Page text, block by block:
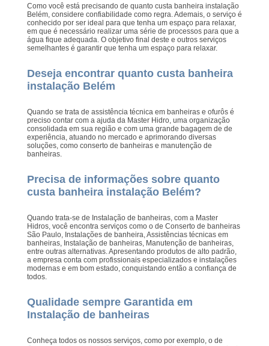
Como você está precisando de quanto custa banheira instalação
Belém, considere confiabilidade como regra. Ademais, o serviço é
conhecido por ser ideal para que tenha um espaço para relaxar,
em que é necessário realizar uma série de processos para que a
água fique adequada. O objetivo final deste e outros serviços
semelhantes é garantir que tenha um espaço para relaxar.
Deseja encontrar quanto custa banheira
instalação Belém
Quando se trata de assistência técnica em banheiras e ofurôs é
preciso contar com a ajuda da Master Hidro, uma organização
consolidada em sua região e com uma grande bagagem de de
experiência, atuando no mercado e aprimorando diversas
soluções, como conserto de banheiras e manutenção de
banheiras.
Precisa de informações sobre quanto
custa banheira instalação Belém?
Quando trata-se de Instalação de banheiras, com a Master
Hidros, você encontra serviços como o de Conserto de banheiras
São Paulo, Instalações de banheira, Assistências técnicas em
banheiras, Instalação de banheiras, Manutenção de banheiras,
entre outras alternativas. Apresentando produtos de alto padrão,
a empresa conta com profissionais especializados e instalações
modernas e em bom estado, conquistando então a confiança de
todos.
Qualidade sempre Garantida em
Instalação de banheiras
Conheça todos os nossos serviços, como por exemplo, o de